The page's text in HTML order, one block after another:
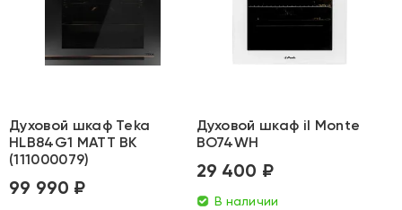
Духовой шкаф Teka
HLB84G1 MATT BK
(111000079)
99 990 ₽
Духовой шкаф il Monte
BO74WH
29 400 ₽
В наличии